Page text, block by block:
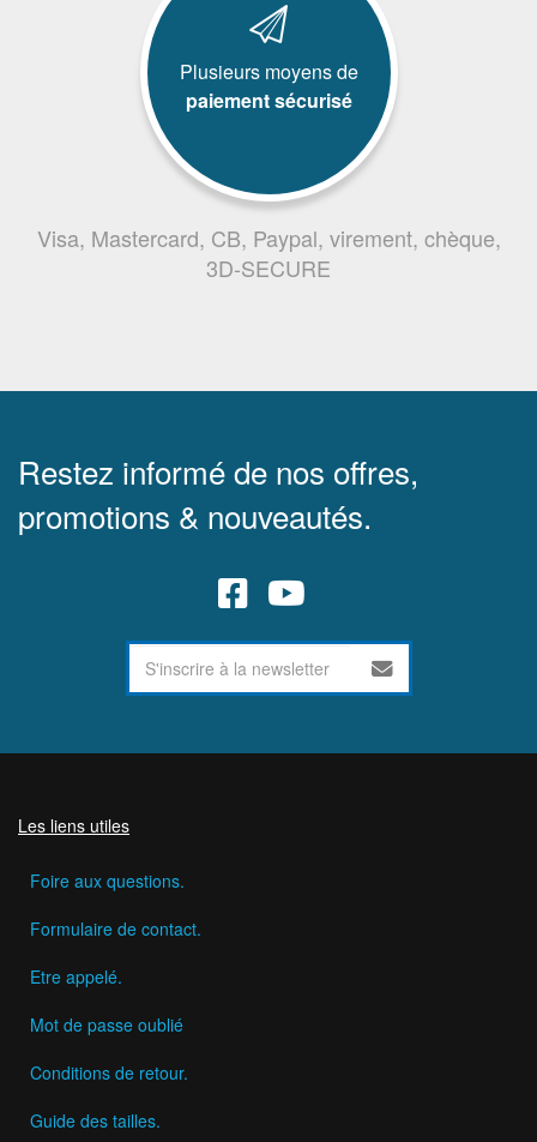
Plusieurs moyens de
paiement sécurisé
Visa, Mastercard, CB, Paypal, virement, chèque,
3D-SECURE
Restez informé de nos offres,
promotions & nouveautés.
Les liens utiles
Foire aux questions.
Formulaire de contact.
Etre appelé.
Mot de passe oublié
Conditions de retour.
Guide des tailles.